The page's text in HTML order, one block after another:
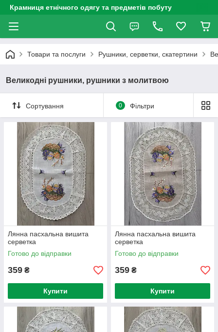
Крамниця етнічного одягу та предметів побуту
Товари та послуги Рушники, серветки, скатертини
Великодні рушники, рушники з молитвою
Сортування 0 Фільтри
Лянна пасхальна вишита
серветка
Готово до відправки
359 ₴
Купити
Лянна пасхальна вишита
серветка
Готово до відправки
359 ₴
Купити